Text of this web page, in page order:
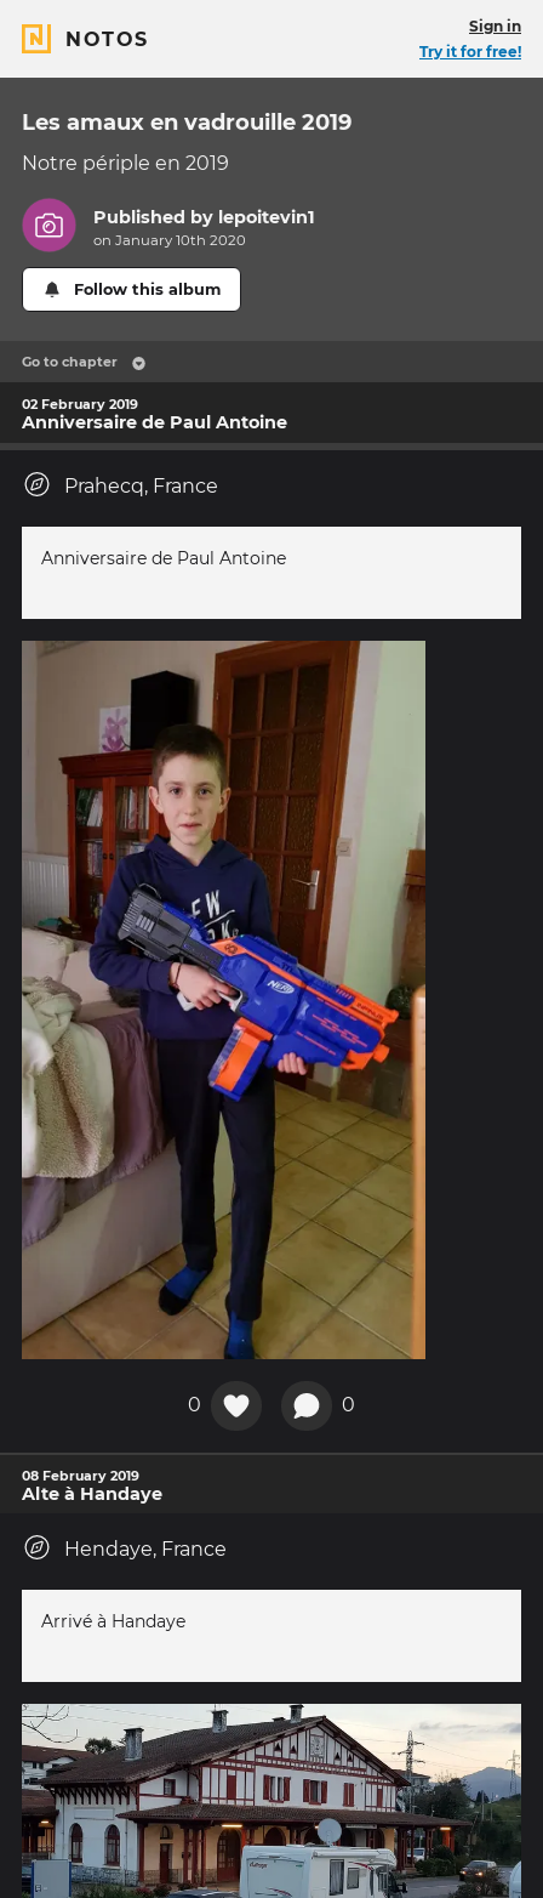
NOTOS
Sign in
Try it for free!
Les amaux en vadrouille 2019
Notre périple en 2019
Published by lepoitevin1
on January 10th 2020
Follow this album
Go to chapter
02 February 2019
Anniversaire de Paul Antoine
Prahecq, France
Anniversaire de Paul Antoine
0 0
08 February 2019
Alte à Handaye
Hendaye, France
Arrivé à Handaye